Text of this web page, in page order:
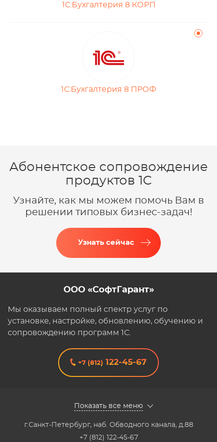
1С:Бухгалтерия 8 КОРП
1С:Бухгалтерия 8 ПРОФ
Абонентское сопровождение
продуктов 1C
Узнайте, как мы можем помочь Вам в
решении типовых бизнес-задач!
Узнать сейчас
ООО «СофтГарант»
Мы оказываем полный спектр услуг по
установке, настройке, обновлению, обучению и
сопровождению программ 1С.
+7 (812) 122-45-67
Показать все меню
г.Санкт-Петербург, наб. Обводного канала, д.88
+7 (812) 122-45-67